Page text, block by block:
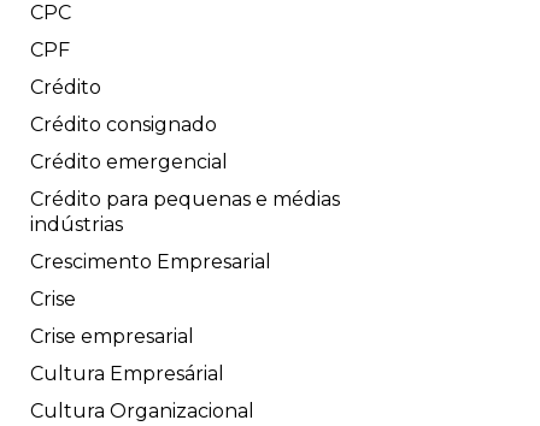
CPC
CPF
Crédito
Crédito consignado
Crédito emergencial
Crédito para pequenas e médias
indústrias
Crescimento Empresarial
Crise
Crise empresarial
Cultura Empresárial
Cultura Organizacional